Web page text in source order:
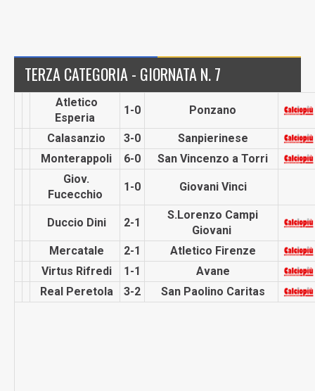
TERZA CATEGORIA - GIORNATA N. 7
Atletico
Esperia
1-0 Ponzano
Calasanzio 3-0
Sanpieri­nese
Monterap­poli
6-0
San Vincenzo a Torri
Giov.
Fucecchio
1-0 Giovani Vinci
Duccio Dini 2-1
S.Lorenzo Campi
Giovani
Mercatale
2-1
Atletico Firenze
Virtus Rifredi
1-1
Avane
Real Peretola
3-2 San Paolino Caritas